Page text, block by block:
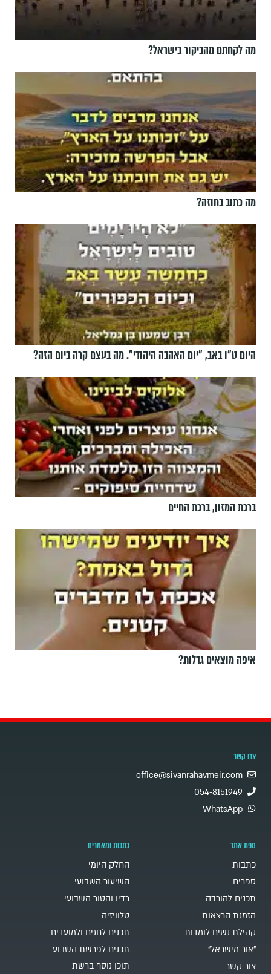
מה לקחתם מהביקור בישראל?
מה כתוב בחוזה?
היום ט"ו באב, ”יום האהבה היהודי". מה בעצם קרה ביום הזה?
ברכת המזון, ברכת החיים
איפה מוצאים גדלות?
צרו קשר
office@sivanrahavmeir.com
054-8151949
WhatsApp
מפת אתר
כתבות
ספרים
תכנים להורדה
הזמנת הרצאות
קהילת נשים לומדות
"אור מישראל"
צור קשר
כתבות ומאמרים
החלק היומי
השיעור השבועי
רדיו והטור השבועי
טלוויזיה
תכנים לחגים ולמועדים
תכנים לפרשת השבוע
תוכן נוסף ברשת